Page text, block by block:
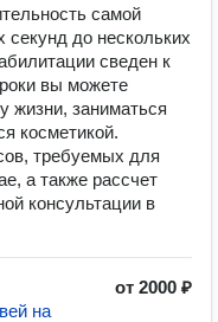
самой
секунд до нескольких
сведен к
вы можете
жизни, заниматься
косметикой.
требуемых для
а также рассчет
консультации в
от 2000 ₽
на